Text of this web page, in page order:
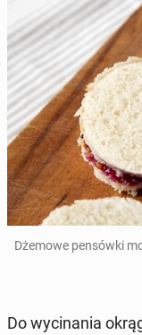
Dżemowe pen­sów­ki
Do wy­ci­na­nia